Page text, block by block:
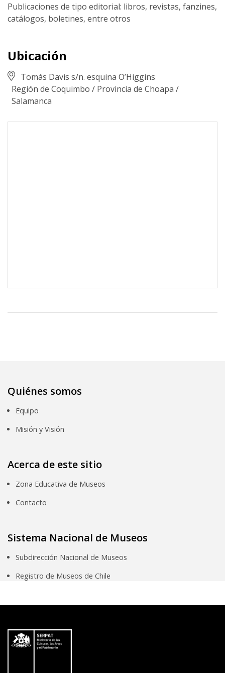
Publicaciones de tipo editorial: libros, revistas, fanzines,
catálogos, boletines, entre otros
Ubicación
Tomás Davis s/n. esquina O’Higgins
Región de Coquimbo / Provincia de Choapa /
Salamanca
Quiénes somos
Equipo
Misión y Visión
Acerca de este sitio
Zona Educativa de Museos
Contacto
Sistema Nacional de Museos
Subdirección Nacional de Museos
Registro de Museos de Chile